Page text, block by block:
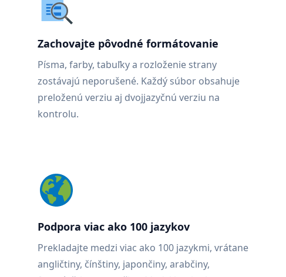
Zachovajte pôvodné formátovanie
Písma, farby, tabuľky a rozloženie strany
zostávajú neporušené. Každý súbor obsahuje
preloženú verziu aj dvojjazyčnú verziu na
kontrolu.
Podpora viac ako 100 jazykov
Prekladajte medzi viac ako 100 jazykmi, vrátane
angličtiny, čínštiny, japončiny, arabčiny,